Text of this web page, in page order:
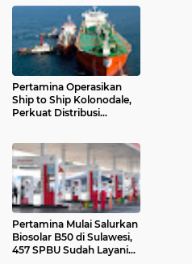
Pertamina Operasikan
Ship to Ship Kolonodale,
Perkuat Distribusi
Pertamina Mulai Salurkan
Biosolar B50 di Sulawesi,
457 SPBU Sudah Layani